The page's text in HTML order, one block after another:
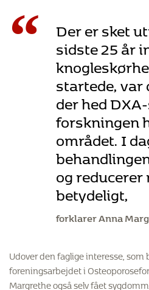
“ Der er sket
sidste 25 år
startede, var
der hed
forskningen
området. I
og
betydeligt,
forklarer Anna
Udover den faglige interesse,
foreningsarbejdet i
Margrethe også selv fået